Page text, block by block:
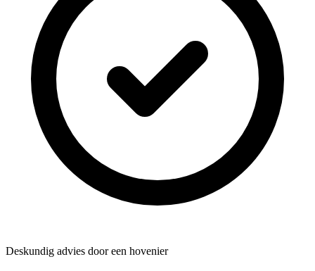
Deskundig advies door een hovenier